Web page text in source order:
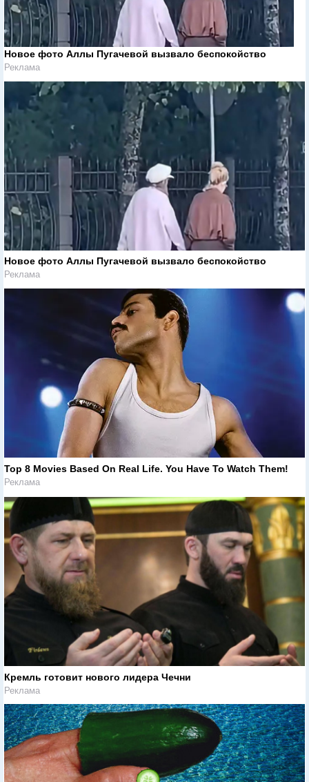
Новое фото Аллы Пугачевой вызвало беспокойство
Реклама
Новое фото Аллы Пугачевой вызвало беспокойство
Реклама
Top 8 Movies Based On Real Life. You Have To Watch Them!
Реклама
Кремль готовит нового лидера Чечни
Реклама